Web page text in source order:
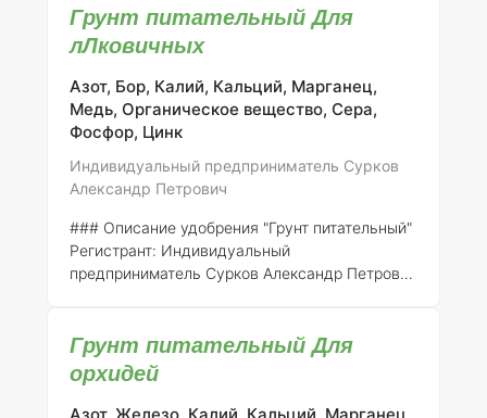
химических свойств почвы и обеспечения
растений необходимыми питательными
веществами. Продукт зарегистрирован
индивидуальным предпринимателем
Сурковым Александром Петровичем под
номером 316-14-746-1.
следующие основные элементы: 1.Азот (N)–
0,5% Участвует в процессе фотосинтеза
Грунт питательный Для
лЛковичных
Азот, Бор, Калий, Кальций, Марганец,
Медь, Органическое вещество, Сера,
Фосфор, Цинк
Индивидуальный предприниматель Сурков
Александр Петрович
### Описание удобрения "Грунт питательный"
Регистрант: Индивидуальный
предприниматель Сурков Александр Петрович
представляет собой комплексное органо-
минеральное удобрение, специально
разработанное для улучшения качества
почвенных грунтов и повышения урожайности
Грунт питательный Для
орхидей